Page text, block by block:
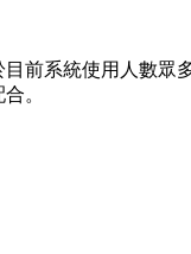
前系統使用人數眾
。